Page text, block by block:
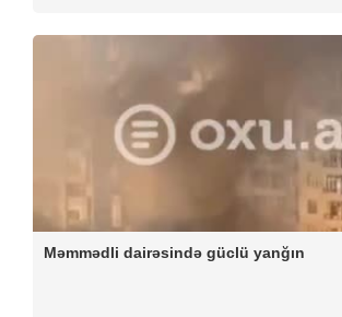
Məmmədli dairəsində güclü yanğın